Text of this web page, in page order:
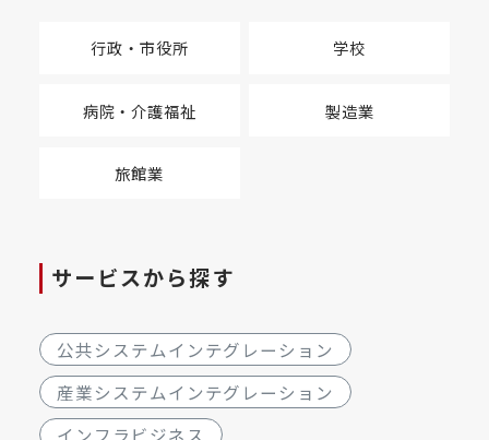
行政・市役所 学校
病院・介護福祉 製造業
旅館業
サービスから探す
公共システムインテグレーション
産業システムインテグレーション
インフラビジネス